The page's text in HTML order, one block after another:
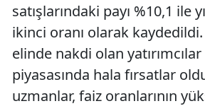
satışlarındaki payı %10,1 ile
ikinci oranı olarak
elinde nakdi olan
piyasasında hala fırsatlar
uzmanlar, faiz oranlarının